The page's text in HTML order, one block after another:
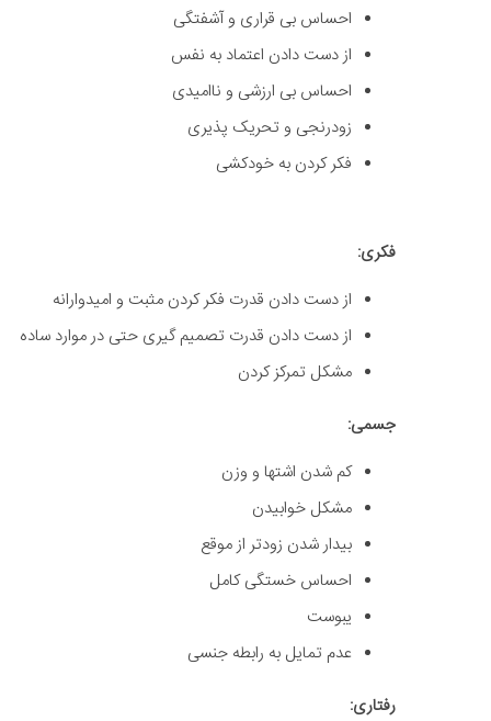
احساس بی قراری و آشفتگی
از دست دادن اعتماد به نفس
احساس بی ارزشی و ناامیدی
زودرنجی و تحریک پذیری
فکر کردن به خودکشی
فکری:
از دست دادن قدرت فکر کردن مثبت و امیدوارانه
از دست دادن قدرت تصمیم گیری حتی در موارد ساده
مشکل تمرکز کردن
جسمی:
کم شدن اشتها و وزن
مشکل خوابیدن
بیدار شدن زودتر از موقع
احساس خستگی کامل
یبوست
عدم تمایل به رابطه جنسی
رفتاری: